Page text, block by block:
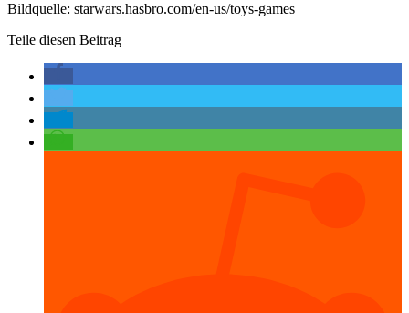
Bildquelle: starwars.hasbro.com/en-us/toys-games
Teile diesen Beitrag